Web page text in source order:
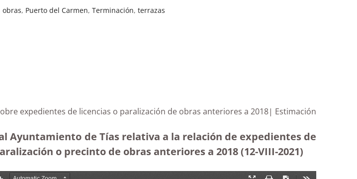
obras, Puerto del Carmen,Terminación,terrazas
expedientes de licencias o paralización de obras anteriores a 2018| Estimación
Ayuntamiento de Tías relativa a la relación de expedientes de
o precinto de obras anteriores a 2018 (12-VIII-2021)